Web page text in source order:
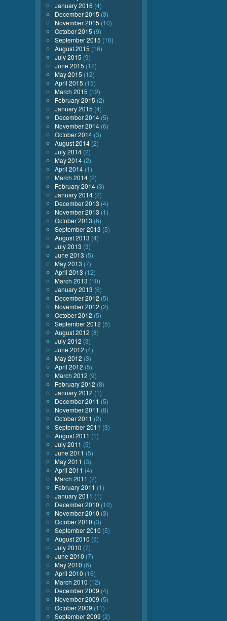
January 2016 (4)
December 2015 (3)
November 2015 (10)
October 2015 (9)
September 2015 (10)
August 2015 (16)
July 2015 (9)
June 2015 (12)
May 2015 (12)
April 2015 (15)
March 2015 (12)
February 2015 (2)
January 2015 (4)
December 2014 (5)
November 2014 (6)
October 2014 (3)
August 2014 (2)
July 2014 (2)
May 2014 (2)
April 2014 (1)
March 2014 (2)
February 2014 (3)
January 2014 (2)
December 2013 (4)
November 2013 (1)
October 2013 (6)
September 2013 (5)
August 2013 (4)
July 2013 (3)
June 2013 (5)
May 2013 (7)
April 2013 (12)
March 2013 (10)
January 2013 (6)
December 2012 (5)
November 2012 (2)
October 2012 (5)
September 2012 (5)
August 2012 (8)
July 2012 (3)
June 2012 (4)
May 2012 (3)
April 2012 (5)
March 2012 (9)
February 2012 (8)
January 2012 (1)
December 2011 (5)
November 2011 (8)
October 2011 (2)
September 2011 (3)
August 2011 (1)
July 2011 (5)
June 2011 (5)
May 2011 (3)
April 2011 (4)
March 2011 (2)
February 2011 (1)
January 2011 (1)
December 2010 (10)
November 2010 (3)
October 2010 (3)
September 2010 (5)
August 2010 (5)
July 2010 (7)
June 2010 (7)
May 2010 (6)
April 2010 (16)
March 2010 (12)
December 2009 (4)
November 2009 (5)
October 2009 (11)
September 2009 (2)